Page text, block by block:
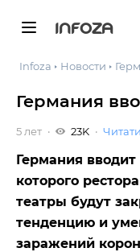
INFOZA
Infoza Новости
Германия
5 лет 23K
Германия
которого
театры будут
тенденцию и
заражений